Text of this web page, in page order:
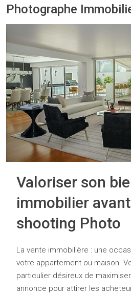
Photographe
Valoriser son
immobilier
shooting Photo
La vente immobilière : une
votre appartement ou maison.
particulier désireux de
annonce pour attirer les